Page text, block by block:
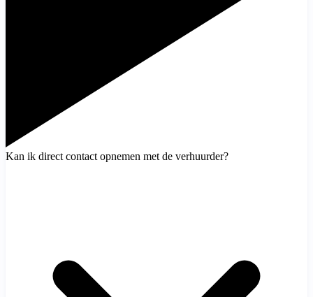
Kan ik direct contact opnemen met de verhuurder?